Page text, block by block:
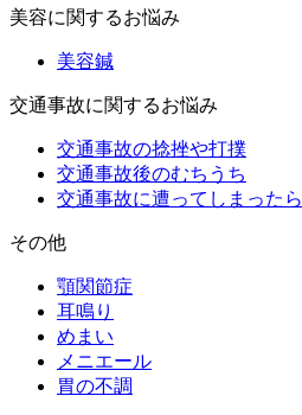
美容に関するお悩み
美容鍼
交通事故に関するお悩み
交通事故の捻挫や打撲
交通事故後のむちうち
交通事故に遭ってしまったら
その他
顎関節症
耳鳴り
めまい
メニエール
胃の不調